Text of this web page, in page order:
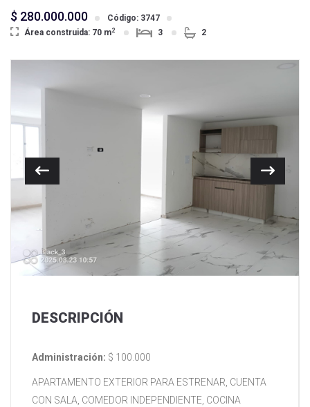
$ 280.000.000
Código: 3747
Área construida: 70 m2 3 2
Previous Next
DESCRIPCIÓN
Administración: $ 100.000
APARTAMENTO EXTERIOR PARA ESTRENAR, CUENTA
CON SALA, COMEDOR INDEPENDIENTE, COCINA